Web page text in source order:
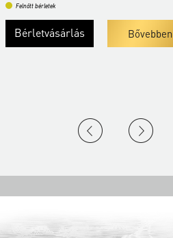
Felnőtt bérletek
Bérletvásárlás Bővebben